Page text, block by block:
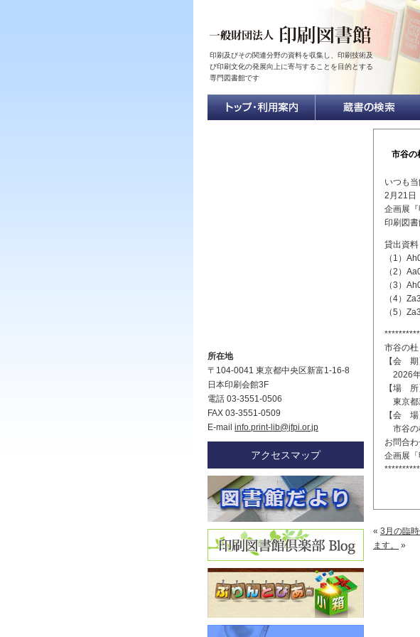
印刷及びその関連分野の資料を収集し、印刷技術及
び印刷文化の発展向上に寄与することを目的とする
専門図書館です
所在地
〒104-0041 東京都中央区新富1-16-8
日本印刷会館3F
電話 03-3551-0506
FAX 03-3551-0509
E-mail info.print-lib@jfpi.or.jp
アクセスマップ
市谷の
いつも
2月21日
企画展『
印刷図
貸出資
（1）
（2）
（3）
（4）
（5）
市谷の杜
【会
2026年
【場
東京都
【会
市谷の
お問合
企画展
« 3月の臨
ます。
»